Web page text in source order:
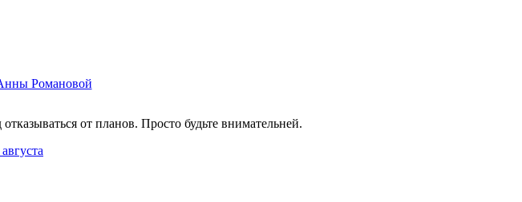
Романовой
от планов. Просто будьте внимательней.